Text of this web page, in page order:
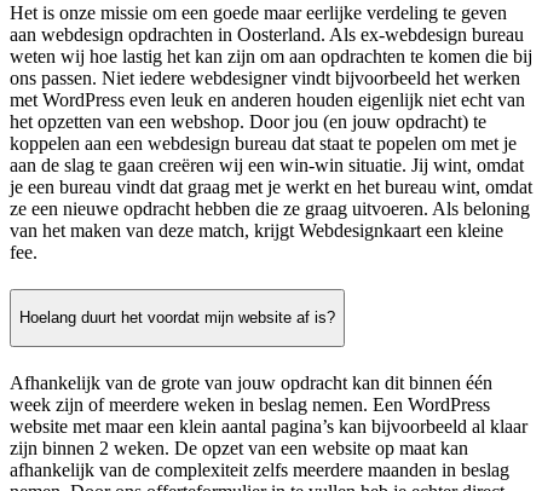
Het is onze missie om een goede maar eerlijke verdeling te geven
aan webdesign opdrachten in Oosterland. Als ex-webdesign bureau
weten wij hoe lastig het kan zijn om aan opdrachten te komen die bij
ons passen. Niet iedere webdesigner vindt bijvoorbeeld het werken
met WordPress even leuk en anderen houden eigenlijk niet echt van
het opzetten van een webshop. Door jou (en jouw opdracht) te
koppelen aan een webdesign bureau dat staat te popelen om met je
aan de slag te gaan creëren wij een win-win situatie. Jij wint, omdat
je een bureau vindt dat graag met je werkt en het bureau wint, omdat
ze een nieuwe opdracht hebben die ze graag uitvoeren. Als beloning
van het maken van deze match, krijgt Webdesignkaart een kleine
fee.
Hoelang duurt het voordat mijn website af is?
Afhankelijk van de grote van jouw opdracht kan dit binnen één
week zijn of meerdere weken in beslag nemen. Een WordPress
website met maar een klein aantal pagina’s kan bijvoorbeeld al klaar
zijn binnen 2 weken. De opzet van een website op maat kan
afhankelijk van de complexiteit zelfs meerdere maanden in beslag